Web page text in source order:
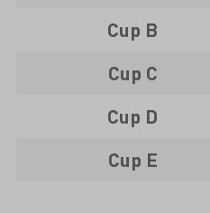
Cup B
Cup C
Cup D
Cup E